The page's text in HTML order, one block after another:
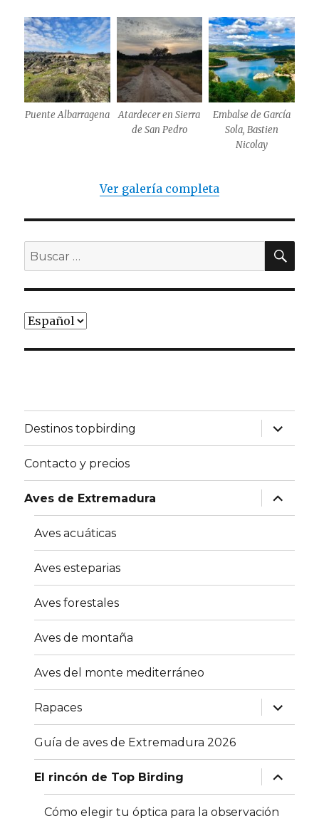
Puente Albarragena
Atardecer en Sierra
de San Pedro
Embalse de García
Sola, Bastien
Nicolay
Ver galería completa
Buscar
por:
Elegir
Destinos topbirding
expande
el
menú
Contacto y precios
Aves de Extremadura
expande
el
menú
Aves acuáticas
Aves esteparias
Aves forestales
Aves de montaña
Aves del monte mediterráneo
Rapaces
expande
el
menú
Guía de aves de Extremadura 2026
El rincón de Top Birding
expande
el
menú
inferior
Cómo elegir tu óptica para la observación